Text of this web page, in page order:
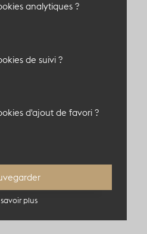
atypique
Paris, France
analytiques ?
de suivi ?
d'ajout de favori ?
savoir plus